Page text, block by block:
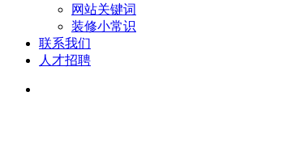
网站关键词
装修小常识
联系我们
人才招聘